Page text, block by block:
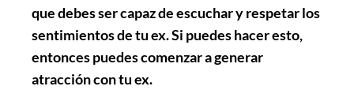
que debes ser capaz de escuchar y respetar los
sentimientos de tu ex. Si puedes hacer esto,
entonces puedes comenzar a generar
atracción con tu ex.